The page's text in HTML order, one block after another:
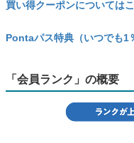
買い得クーポンについては
Pontaパス特典（いつでも1
「会員ランク」の概要